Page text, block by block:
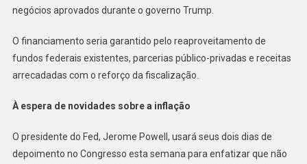
negócios aprovados durante o governo Trump.
O financiamento seria garantido pelo reaproveitamento de
fundos federais existentes, parcerias público-privadas e receitas
arrecadadas com o reforço da fiscalização.
À espera de novidades sobre a inflação
O presidente do Fed, Jerome Powell, usará seus dois dias de
depoimento no Congresso esta semana para enfatizar que não